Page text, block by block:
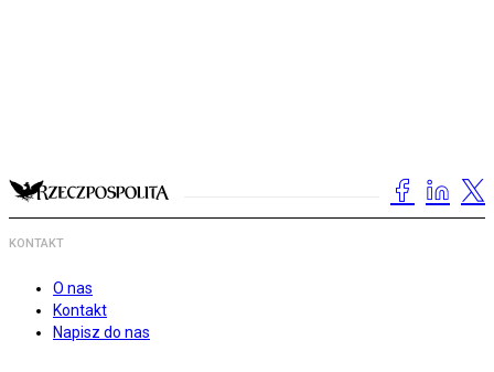
KONTAKT
O nas
Kontakt
Napisz do nas